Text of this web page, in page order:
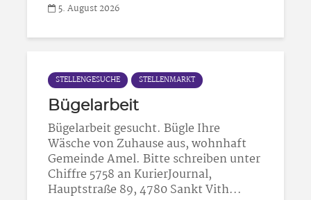
5. August 2026
STELLENGESUCHE STELLENMARKT
Bügelarbeit
Bügelarbeit gesucht. Bügle Ihre
Wäsche von Zuhause aus, wohnhaft
Gemeinde Amel. Bitte schreiben unter
Chiffre 5758 an KurierJournal,
Hauptstraße 89, 4780 Sankt Vith...